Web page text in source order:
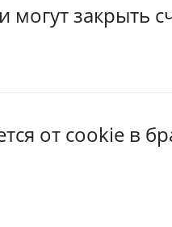
могут закрыть
от cookie в